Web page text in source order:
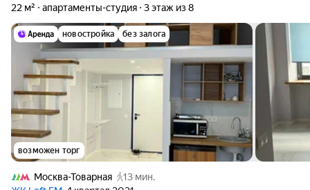
22 м²
апартаменты-студия 3 этаж из 8
новостройка без залога
возможен торг
Москва-Товарная
13 мин.